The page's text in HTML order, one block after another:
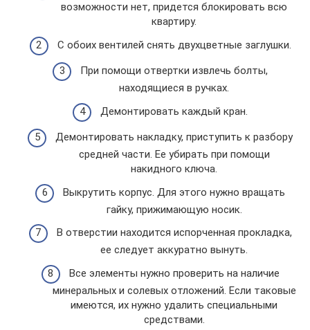
возможности нет, придется блокировать всю
квартиру.
С обоих вентилей снять двухцветные заглушки.
При помощи отвертки извлечь болты,
находящиеся в ручках.
Демонтировать каждый кран.
Демонтировать накладку, приступить к разбору
средней части. Ее убирать при помощи
накидного ключа.
Выкрутить корпус. Для этого нужно вращать
гайку, прижимающую носик.
В отверстии находится испорченная прокладка,
ее следует аккуратно вынуть.
Все элементы нужно проверить на наличие
минеральных и солевых отложений. Если таковые
имеются, их нужно удалить специальными
средствами.